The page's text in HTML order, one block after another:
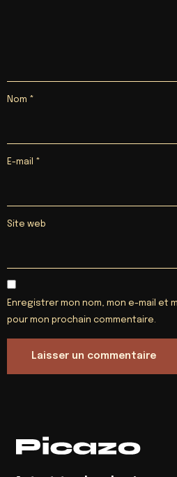
Nom *
E-mail *
Site web
Enregistrer mon nom, mon e-mail et
pour mon prochain commentaire.